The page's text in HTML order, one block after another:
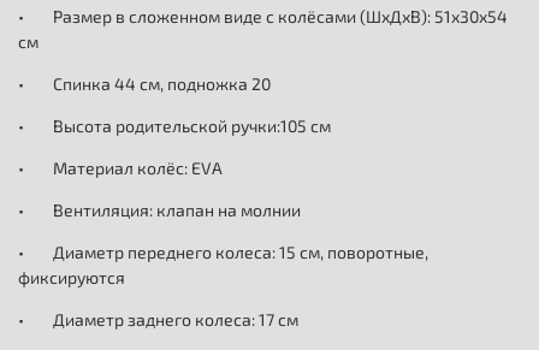
• Размер в сложенном виде с колёсами (ШхДхВ): 51х30х54
см
• Спинка 44 см, подножка 20
• Высота родительской ручки:105 см
• Материал колёс: EVA
• Вентиляция: клапан на молнии
• Диаметр переднего колеса: 15 см, поворотные,
фиксируются
• Диаметр заднего колеса: 17 см